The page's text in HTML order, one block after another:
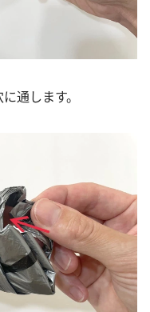
通します。